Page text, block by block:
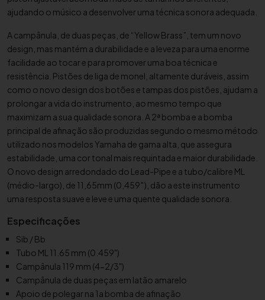
r
n
e
t
i
m
Y
a
m
a
h
a
Y
C
R
-
3
0
ajudando o músico a desenvolver uma técnica sonora adequada.
A campânula, de duas peças, de “Yellow Brass”, tem um novo
design, mas mantém a durabilidade e a leveza para uma enorme
facilidade ao tocar e para promover uma boa técnica e
resistência. Pistões de liga de monel, altamente duráveis, assim
como o novo design dos botões e tampas dos pistões, ajudam a
prolongar a vida do instrumento, ao mesmo tempo que
maximizam a sua qualidade sonora. A 2ª bomba e a bomba
principal de afinação são produzidas segundo o mesmo método
utilizado nos modelos Yamaha de gama alta, que assegura
estabilidade, uma cor tonal mais requintada e maior durabilidade.
O novo design arredondado do Lead-Pipe e a tubo/calibre ML
(médio-largo), de 11,65mm (0,459″), dão a este instrumento
uma resposta suave e leve e uma quente qualidade sonora.
Especificações
Sib / Bb
Tubo ML 11.65 mm (0.459")
Campânula 119 mm (4-2/3")
Campânula de duas peças em latão amarelo
Apoio de polegar na 1a bomba de afinação